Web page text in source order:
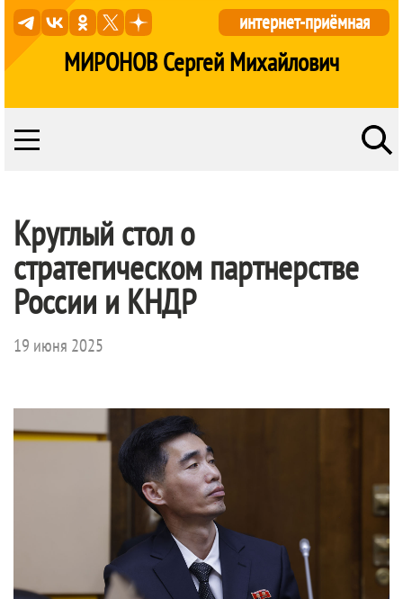
МИРОНОВ Сергей Михайлович
интернет-приёмная
Круглый стол о
стратегическом партнерстве
России и КНДР
19 июня 2025